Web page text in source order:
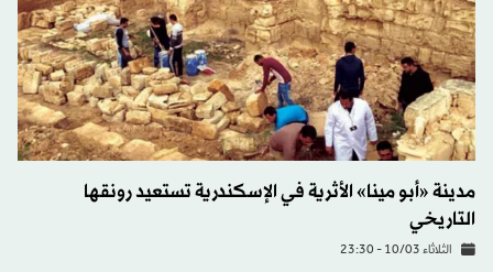
مدينة «أبو مينا» الأثرية في الإسكندرية تستعيد رونقها
التاريخي
الثلاثاء 10/03 - 23:30